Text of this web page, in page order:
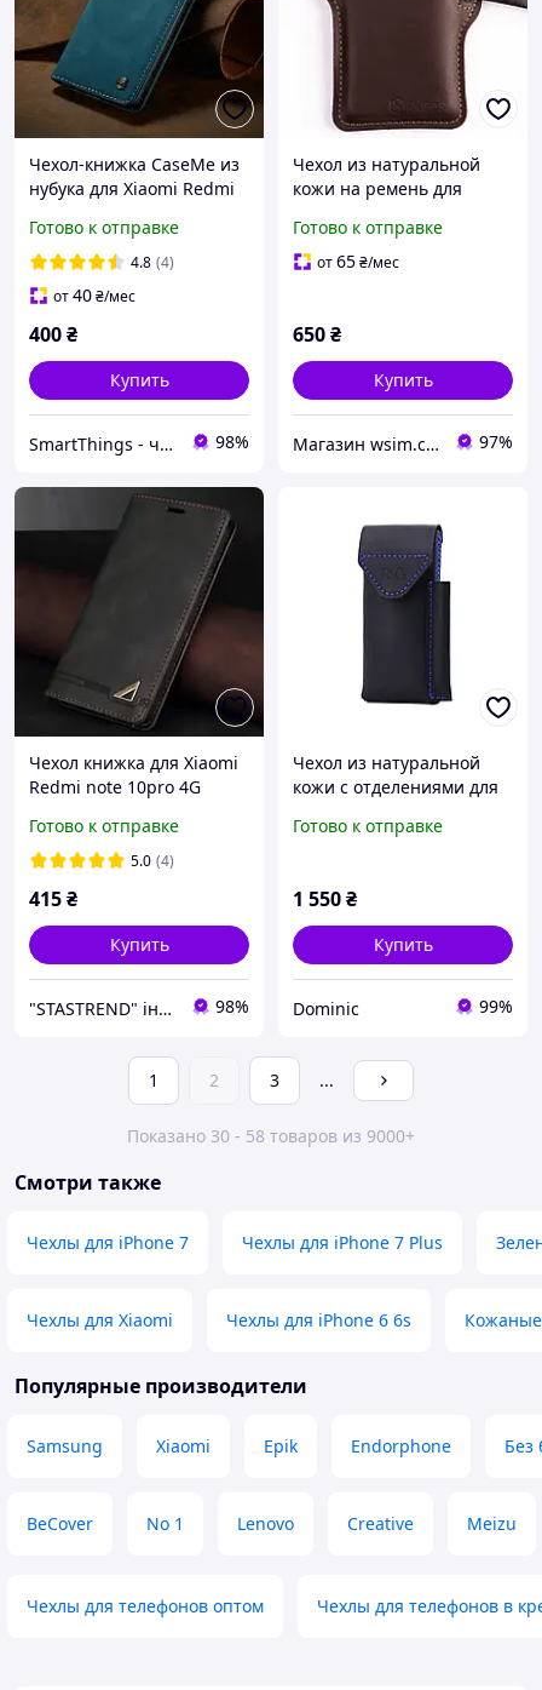
Чехол-книжка CaseMe из
нубука для Xiaomi Redmi
Бирюзовый
Готово к отправке
4.8 (4)
от40₴/мес
400₴
Купить
SmartThings - чехлы для телефонов Xiaomi, Samsung, iPhone и других брендов 98%
Чехол из натуральной
кожи на ремень для
Готово к отправке
от65₴/мес
650₴
Купить
Магазин wsim.com.ua 97%
Чехол книжка для Xiaomi
Redmi note 10pro 4G
редми ноут 10про
Готово к отправке
5.0 (4)
415₴
Купить
"STASTREND" інтернет-магазин 98%
Чехол из натуральной
кожи с отделениями для
металлической скобой/
Готово к отправке
1 550₴
Купить
Dominic 99%
1 2 3 ...
Показано 30 - 58 товаров из 9000+
Смотри также
Чехлы для iPhone 7 Чехлы для iPhone 7 Plus
Чехлы для Xiaomi Чехлы для iPhone 6 6s
Популярные производители
Samsung Xiaomi Epik Endorphone Без
BeCover No 1 Lenovo Creative Meizu
Чехлы для телефонов оптом Чехлы для телефонов в